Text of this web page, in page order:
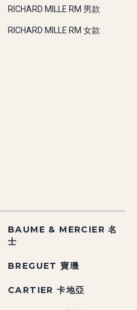
RICHARD MILLE RM 男款
RICHARD MILLE RM 女款
BAUME & MERCIER 名
士
BREGUET 寶璣
CARTIER 卡地亞